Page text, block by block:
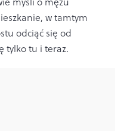
w tamtym
odciąć się od
tylko tu i teraz.